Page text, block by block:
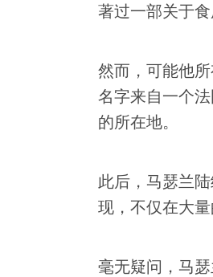
著过一部关于食
然而，可能他
名字来自一个
的所在地。
此后，马瑟兰
现，不仅在大
毫无疑问，马